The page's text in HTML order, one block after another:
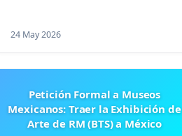
24 May 2026
Petición Formal a Museos
Mexicanos: Traer la Exhibición de
Arte de RM (BTS) a México